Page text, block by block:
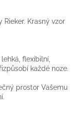
Krasný vzor
flexibilní,
každé noze.
prostor Vašemu